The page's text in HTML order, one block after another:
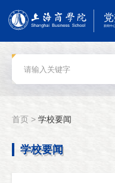
首页 > 学校要闻
学校要闻